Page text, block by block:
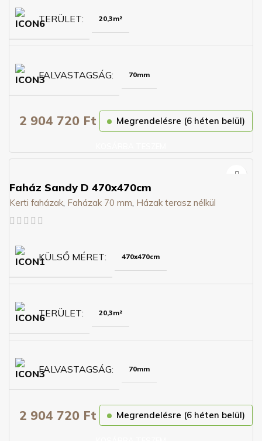
TERÜLET 20,3m²
FALVASTAGSÁG 70mm
2 904 720 Ft Megrendelésre (6 héten belül)
Faház Sandy D 470x470cm
Kerti faházak Faházak 70 mm Házak terasz nélkül
KÜLSŐ MÉRET 470x470cm
TERÜLET 20,3m²
FALVASTAGSÁG 70mm
2 904 720 Ft Megrendelésre (6 héten belül)